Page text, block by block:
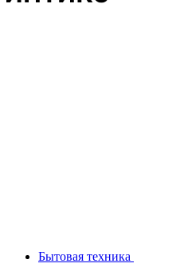
Бытовая техника